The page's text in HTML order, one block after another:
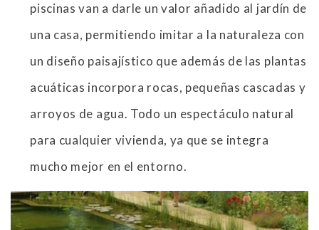
piscinas van a darle un valor añadido al jardín de
una casa, permitiendo imitar a la naturaleza con
un diseño paisajístico que además de las plantas
acuáticas incorpora rocas, pequeñas cascadas y
arroyos de agua. Todo un espectáculo natural
para cualquier vivienda, ya que se integra
mucho mejor en el entorno.